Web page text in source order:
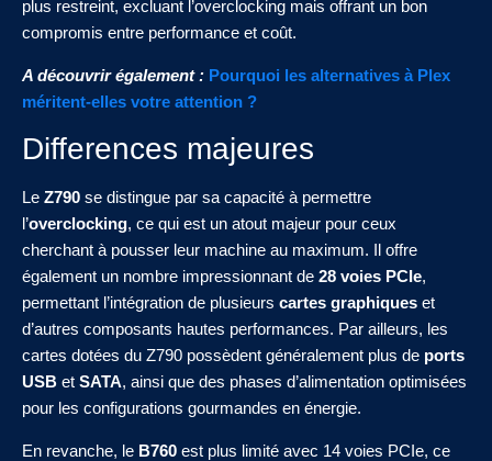
plus restreint, excluant l’overclocking mais offrant un bon
compromis entre performance et coût.
A découvrir également : Pourquoi les alternatives à Plex
méritent-elles votre attention ?
Differences majeures
Le Z790 se distingue par sa capacité à permettre
l’overclocking, ce qui est un atout majeur pour ceux
cherchant à pousser leur machine au maximum. Il offre
également un nombre impressionnant de 28 voies PCIe,
permettant l’intégration de plusieurs cartes graphiques et
d’autres composants hautes performances. Par ailleurs, les
cartes dotées du Z790 possèdent généralement plus de ports
USB et SATA, ainsi que des phases d’alimentation optimisées
pour les configurations gourmandes en énergie.
En revanche, le B760 est plus limité avec 14 voies PCIe, ce